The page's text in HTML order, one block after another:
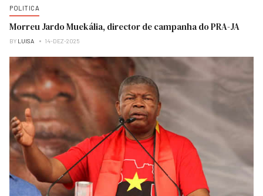
POLITICA
Morreu Jardo Muekália, director de campanha do PRA-JA
BY LUISA 14-DEZ-2025